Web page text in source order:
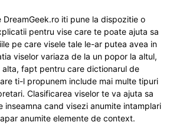
DreamGeek.ro iti pune la dispozitie o
pentru vise care te poate ajuta sa
pe care visele tale le-ar putea avea in
viselor variaza de la un popor la altul,
alta, fapt pentru care dictionarul de
ti-l propunem include mai multe tipuri
Clasificarea viselor te va ajuta sa
inseamna cand visezi anumite intamplari
anumite elemente de context.